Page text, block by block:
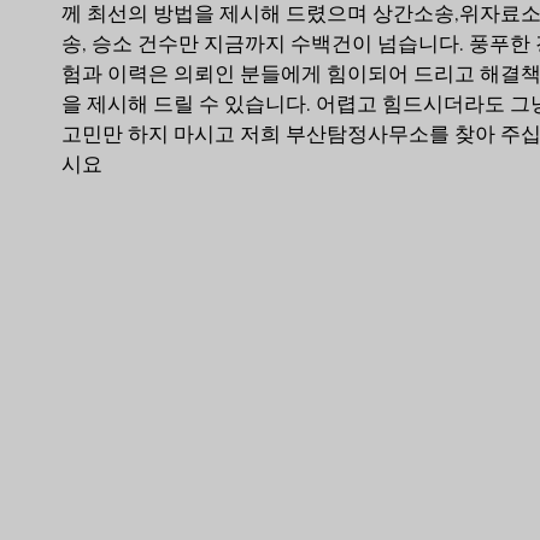
께 최선의 방법을 제시해 드렸으며 상간소송,위자료소
송, 승소 건수만 지금까지 수백건이 넘습니다. 풍푸한
험과 이력은 의뢰인 분들에게 힘이되어 드리고 해결책
을 제시해 드릴 수 있습니다. 어렵고 힘드시더라도 그
고민만 하지 마시고 저희 부산탐정사무소를 찾아 주십
시요